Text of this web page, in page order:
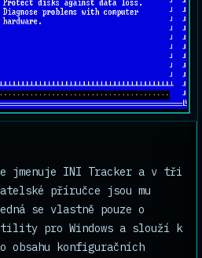
se jmenuje INI Tracker a v tři
příručce jsou mu
se vlastně pouze o
pro Windows a slouží k
obsahu konfiguračních